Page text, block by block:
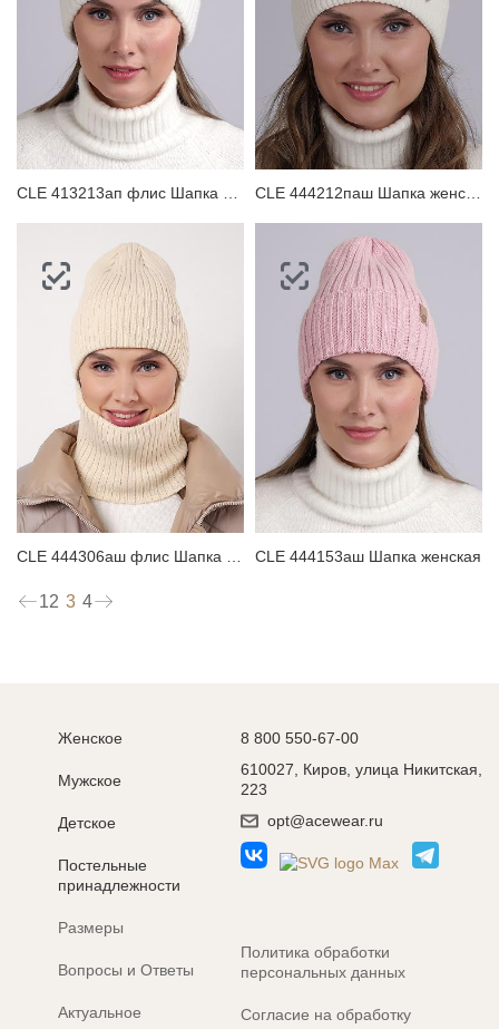
CLE 444306аш флис Шапка женская CLE 444153аш Шапка женская
12 3 4
Женское
Мужское
Детское
Постельные
принадлежности
Размеры
Вопросы и Ответы
Актуальное
8 800 550-67-00
610027, Киров, улица Никитская,
223
opt@acewear.ru
Политика обработки
персональных данных
Согласие на обработку